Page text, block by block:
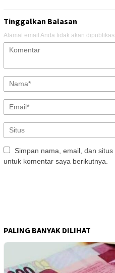
Tinggalkan Balasan
Alamat email Anda tidak akan
Simpan nama, email, dan
untuk komentar saya berikutnya.
PALING BANYAK DILIHAT